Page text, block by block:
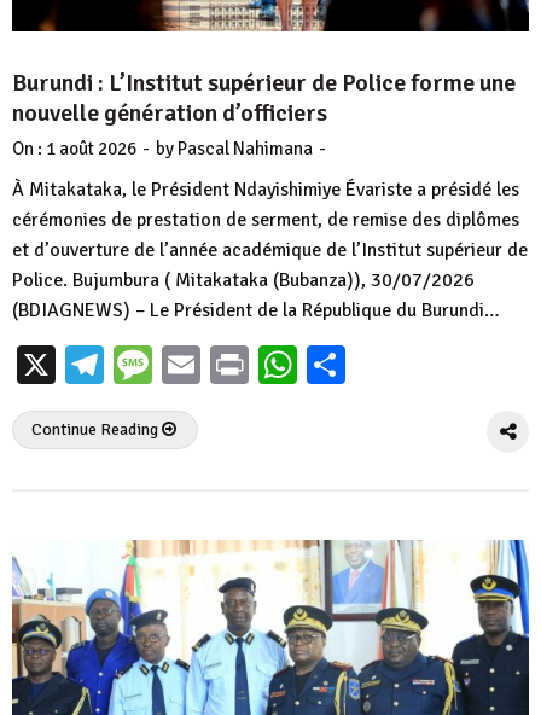
Burundi : L’Institut supérieur de Police forme une
nouvelle génération d’officiers
On : 1 août 2026 - by Pascal Nahimana -
À Mitakataka, le Président Ndayishimiye Évariste a présidé les
cérémonies de prestation de serment, de remise des diplômes
et d’ouverture de l’année académique de l’Institut supérieur de
Police. Bujumbura ( Mitakataka (Bubanza)), 30/07/2026
(BDIAGNEWS) – Le Président de la République du Burundi…
X Telegram
Message
EmailPrintWhatsApp
Continue Reading